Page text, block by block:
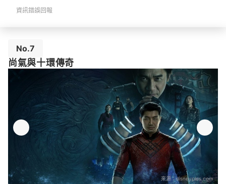
資訊錯誤回報
No.7
尚氣與十環傳奇
來源：disneyplus.com